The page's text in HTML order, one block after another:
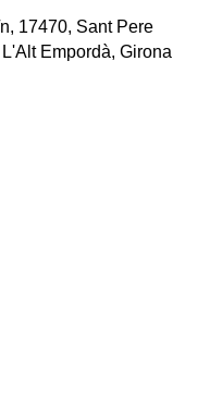
17470, Sant Pere
Empordà, Girona